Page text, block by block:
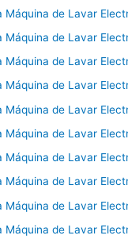
Máquina de Lavar
Máquina de Lavar
Máquina de Lavar
Máquina de Lavar
Máquina de Lavar
Máquina de Lavar
Máquina de Lavar
Máquina de Lavar
Máquina de Lavar
Máquina de Lavar